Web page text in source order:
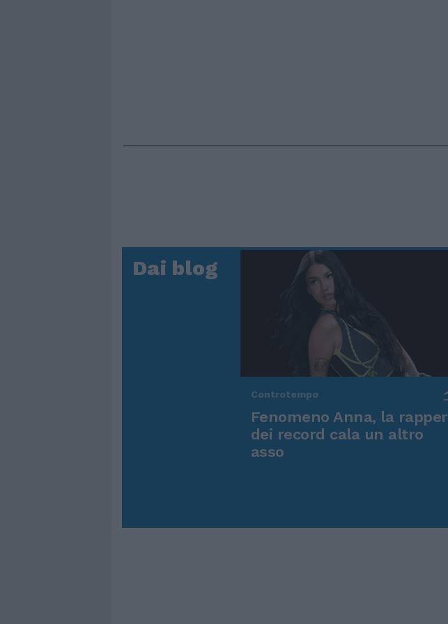
Dai blog
Controtempo
Fenomeno Anna, la rapper
dei record cala un altro
asso